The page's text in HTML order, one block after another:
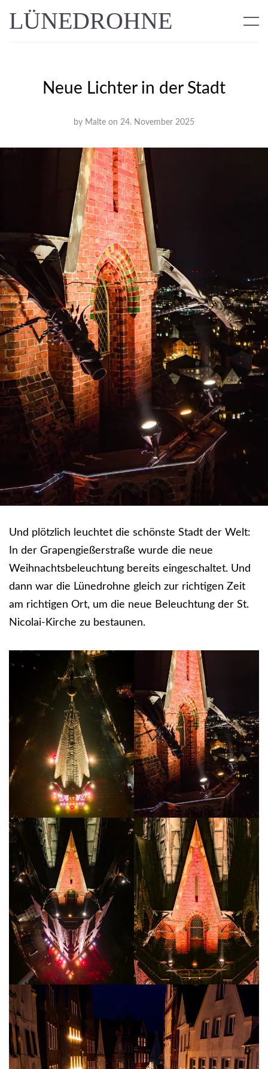
LÜNEDROHNE
Neue Lichter in der Stadt
by Malte on 24. November 2025
Und plötzlich leuchtet die schönste Stadt der Welt:
In der Grapengießerstraße wurde die neue
Weihnachtsbeleuchtung bereits eingeschaltet. Und
dann war die Lünedrohne gleich zur richtigen Zeit
am richtigen Ort, um die neue Beleuchtung der St.
Nicolai-Kirche zu bestaunen.